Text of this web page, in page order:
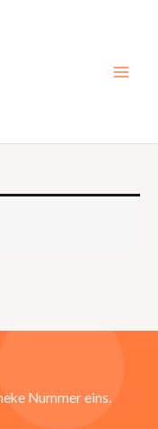
Nummer eins.